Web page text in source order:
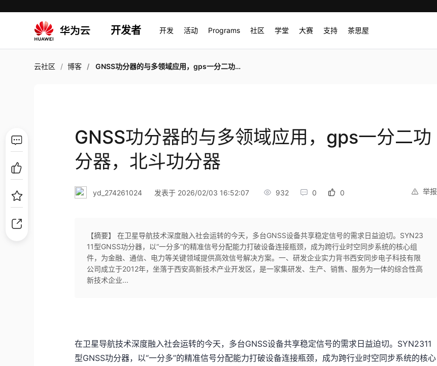
开发者 开发 活动 Programs 社区 学堂 大赛 支持 茶思屋
云社区 博客 GNSS功分器的与多领域应用，gps一分二功分器，北斗功分器
GNSS功分器的与多领域应用，gps一分二功
分器，北斗功分器
举报
yd_274261024 发表于 2026/02/03 16:52:07 932 0 0
【摘要】 在卫星导航技术深度融入社会运转的今天，多台GNSS设备共享稳定信号的需求日益迫切。SYN23
11型GNSS功分器，以“一分多”的精准信号分配能力打破设备连接瓶颈，成为跨行业时空同步系统的核心组
件，为金融、通信、电力等关键领域提供高效信号解决方案。一、研发企业实力背书西安同步电子科技有限
公司成立于2012年，坐落于西安高新技术产业开发区，是一家集研发、生产、销售、服务为一体的综合性高
新技术企业...
在卫星导航技术深度融入社会运转的今天，多台GNSS设备共享稳定信号的需求日益迫切。SYN2311
型GNSS功分器，以“一分多”的精准信号分配能力打破设备连接瓶颈，成为跨行业时空同步系统的核心